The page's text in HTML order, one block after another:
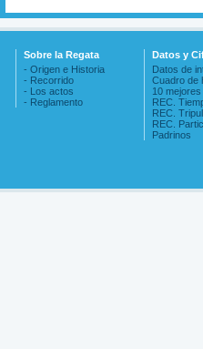
Sobre la Regata
- Origen e Historia
- Recorrido
- Los actos
- Reglamento
Datos y
Datos de
Cuadro de
10
REC.
REC.
REC.
Padrinos